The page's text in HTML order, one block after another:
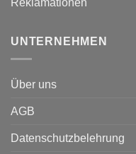
Reklamationen
UNTERNEHMEN
Über uns
AGB
Datenschutzbelehrung